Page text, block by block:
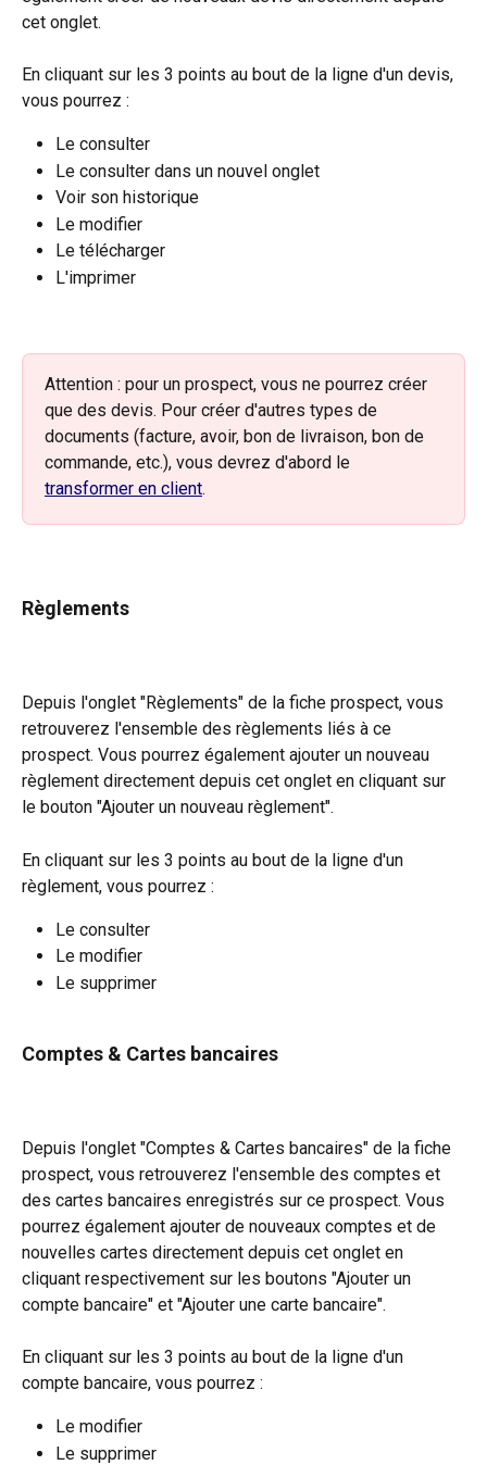
cet onglet.
En cliquant sur les 3 points au bout de la ligne d'un devis,
vous pourrez :
Le consulter
Le consulter dans un nouvel onglet
Voir son historique
Le modifier
Le télécharger
L'imprimer
Attention : pour un prospect, vous ne pourrez créer
que des devis. Pour créer d'autres types de
documents (facture, avoir, bon de livraison, bon de
commande, etc.), vous devrez d'abord le
transformer en client.
Règlements
Depuis l'onglet "Règlements" de la fiche prospect, vous
retrouverez l'ensemble des règlements liés à ce
prospect. Vous pourrez également ajouter un nouveau
règlement directement depuis cet onglet en cliquant sur
le bouton "Ajouter un nouveau règlement".
En cliquant sur les 3 points au bout de la ligne d'un
règlement, vous pourrez :
Le consulter
Le modifier
Le supprimer
Comptes & Cartes bancaires
Depuis l'onglet "Comptes & Cartes bancaires" de la fiche
prospect, vous retrouverez l'ensemble des comptes et
des cartes bancaires enregistrés sur ce prospect. Vous
pourrez également ajouter de nouveaux comptes et de
nouvelles cartes directement depuis cet onglet en
cliquant respectivement sur les boutons "Ajouter un
compte bancaire" et "Ajouter une carte bancaire".
En cliquant sur les 3 points au bout de la ligne d'un
compte bancaire, vous pourrez :
Le modifier
Le supprimer